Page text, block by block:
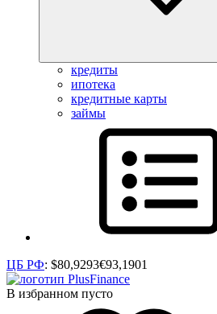
кредиты
ипотека
кредитные карты
займы
ЦБ РФ: $80,9293€93,1901
В избранном пусто